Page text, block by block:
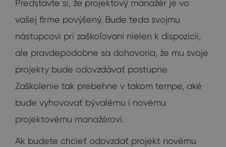
Predstavte si, že projektový manažér je vo
vašej firme povýšený. Bude teda svojmu
nástupcovi pri zaškoľovaní nielen k dispozícii,
ale pravdepodobne sa dohovoria, že mu svoje
projekty bude odovzdávať postupne.
Zaškolenie tak prebehne v takom tempe, aké
bude vyhovovať bývalému i novému
projektovému manažérovi.
Ak budete chcieť odovzdať projekt novému